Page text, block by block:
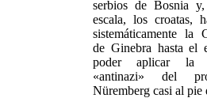
serbios de Bosnia
escala, los croatas,
sistemáticamente la
de Ginebra hasta el
poder aplicar la
«antinazi» del
Nüremberg casi al pie